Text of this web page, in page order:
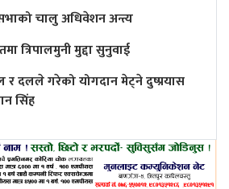
चालु अधिवेशन अन्त्य
त्रिपालमुनी मुद्दा सुनुवाई
र दलले गरेको योगदान मेट्ने दुष्प्रयास
सिंह